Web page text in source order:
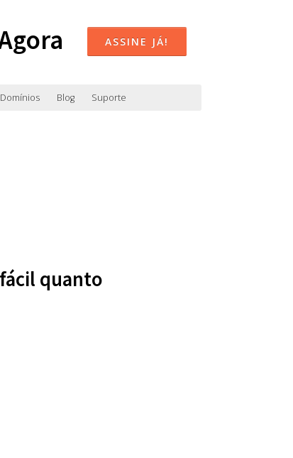
ASSINE JÁ!
Domínios Blog Suporte
quanto